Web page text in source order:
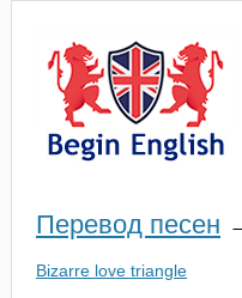
Перевод песен
Bizarre love triangle